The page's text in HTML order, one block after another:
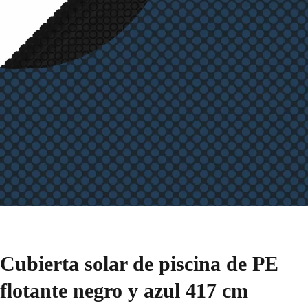
Cubierta solar de piscina de PE
flotante negro y azul 417 cm